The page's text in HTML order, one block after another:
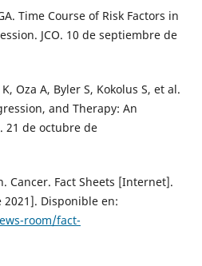
Time Course of Risk Factors in
JCO. 10 de septiembre de
Oza A, Byler S, Kokolus S, et al.
and Therapy: An
21 de octubre de
Cancer. Fact Sheets [Internet].
Disponible en:
room/fact-